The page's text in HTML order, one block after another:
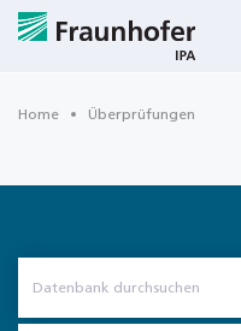
Home Überprüfungen